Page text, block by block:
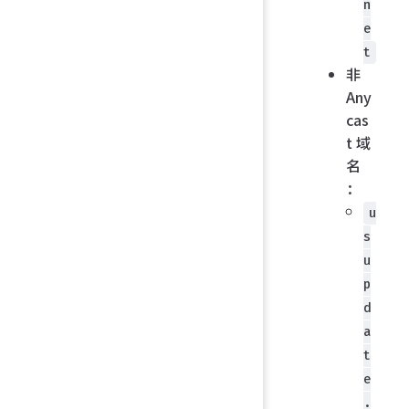
n
e
t
非
Any
cas
t 域
名
：
u
s
u
p
d
a
t
e
.